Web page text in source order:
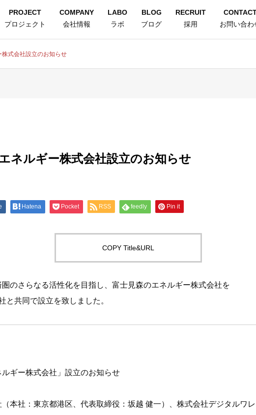
PROJECT
プロジェクト
COMPANY
会社情報
LABO
ラボ
BLOG
ブログ
RECRUIT
採用 お問い合わ
式会社設立のお知らせ
ネルギー株式会社設立のお知らせ
Hatena Pocket RSS feedly Pin it
COPY Title&URL
のさらなる活性化を目指し、富⼠⾒森のエネルギー株式会社を
と共同で設立を致しました。
ルギー株式会社」設立のお知らせ
本社：東京都港区、代表取締役：坂越 健一）、株式会社デジタルワ